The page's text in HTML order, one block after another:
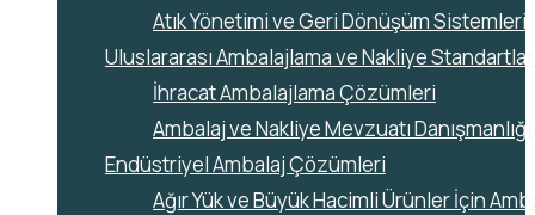
Atık Yönetimi ve Geri Dönüşüm Sistemleri
Uluslararası Ambalajlama ve Nakliye
İhracat Ambalajlama Çözümleri
Ambalaj ve Nakliye Mevzuatı Danışmanlığı
Endüstriyel Ambalaj Çözümleri
Ağır Yük ve Büyük Hacimli Ürünler İçin